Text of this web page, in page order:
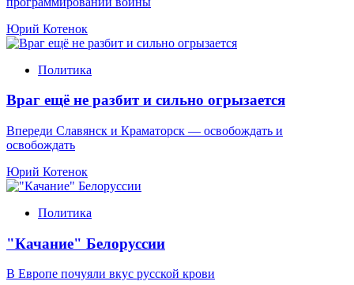
Юрий Котенок
Политика
Враг ещё не разбит и сильно огрызается
Впереди Славянск и Краматорск — освобождать и
освобождать
Юрий Котенок
Политика
"Качание" Белоруссии
В Европе почуяли вкус русской крови